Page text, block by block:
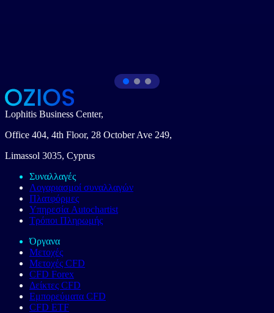
Lophitis Business Center,
Office 404, 4th Floor, 28 October Ave 249,
Limassol 3035, Cyprus
Συναλλαγές
Λογαριασμοί συναλλαγών
Πλατφόρμες
Υπηρεσία Autochartist
Τρόποι Πληρωμής
Όργανα
Μετοχές
Μετοχές CFD
CFD Forex
Δείκτες CFD
Εμπορεύματα CFD
CFD ETF